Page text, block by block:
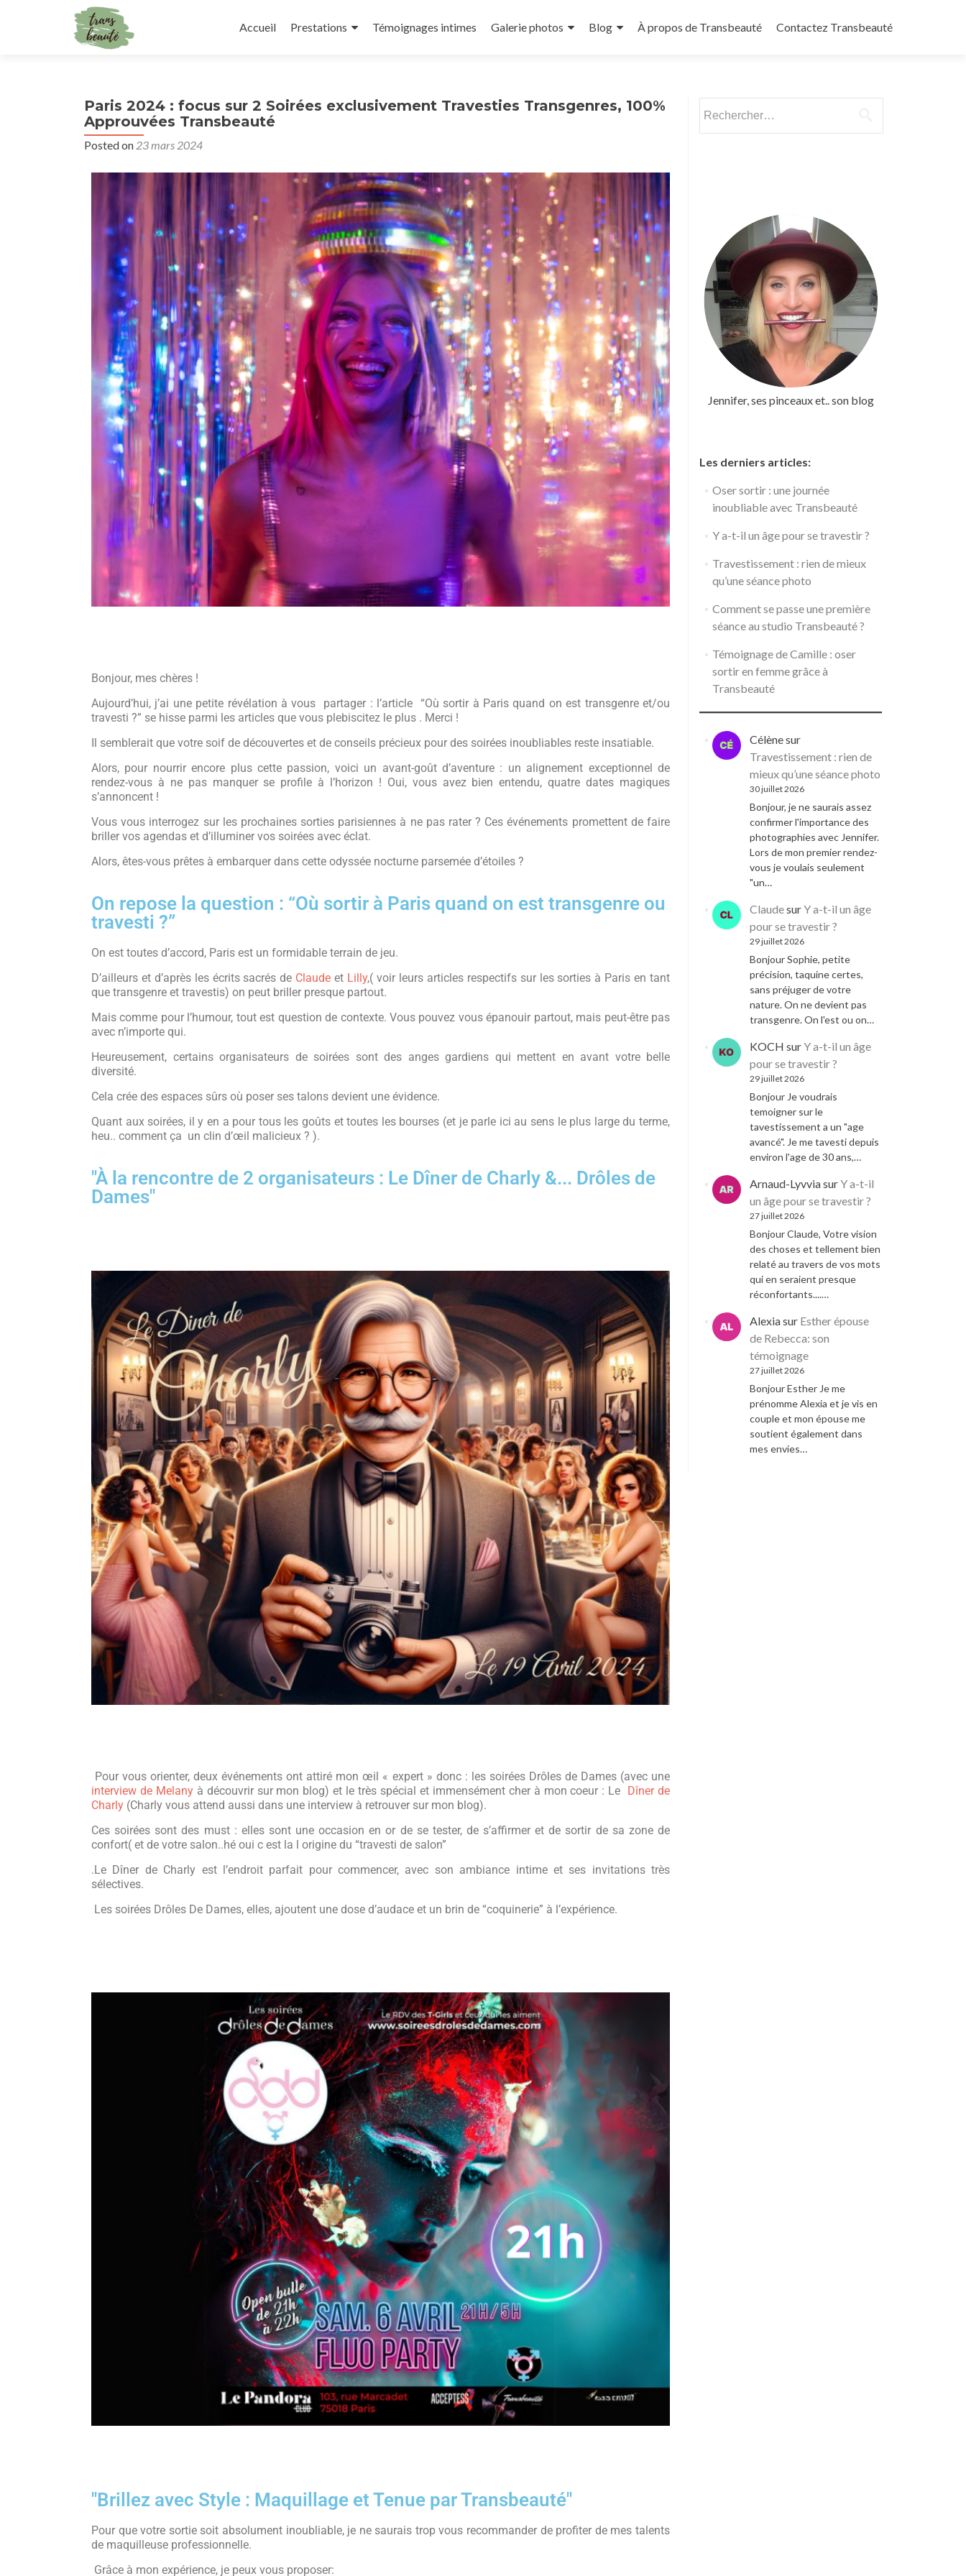
Accueil Prestations Témoignages intimes Galerie photos Blog À propos de Transbeauté Contactez Transbeauté
Paris 2024 : focus sur 2 Soirées exclusivement Travesties Transgenres, 100%
Approuvées Transbeauté
Posted on 23 mars 2024
Bonjour, mes chères !
Aujourd’hui, j’ai une petite révélation à vous partager : l’article “Où sortir à Paris quand on est transgenre et/ou
travesti ?” se hisse parmi les articles que vous plebiscitez le plus . Merci !
Il semblerait que votre soif de découvertes et de conseils précieux pour des soirées inoubliables reste insatiable.
Alors, pour nourrir encore plus cette passion, voici un avant-goût d’aventure : un alignement exceptionnel de
rendez-vous à ne pas manquer se profile à l’horizon ! Oui, vous avez bien entendu, quatre dates magiques
s’annoncent !
Vous vous interrogez sur les prochaines sorties parisiennes à ne pas rater ? Ces événements promettent de faire
briller vos agendas et d’illuminer vos soirées avec éclat.
Alors, êtes-vous prêtes à embarquer dans cette odyssée nocturne parsemée d’étoiles ?
On repose la question : “Où sortir à Paris quand on est transgenre ou
travesti ?”
On est toutes d’accord, Paris est un formidable terrain de jeu.
D’ailleurs et d’après les écrits sacrés de Claude et Lilly,( voir leurs articles respectifs sur les sorties à Paris en tant
que transgenre et travestis) on peut briller presque partout.
Mais comme pour l’humour, tout est question de contexte. Vous pouvez vous épanouir partout, mais peut-être pas
avec n’importe qui.
Heureusement, certains organisateurs de soirées sont des anges gardiens qui mettent en avant votre belle
diversité.
Cela crée des espaces sûrs où poser ses talons devient une évidence.
Quant aux soirées, il y en a pour tous les goûts et toutes les bourses (et je parle ici au sens le plus large du terme,
heu.. comment ça un clin d’œil malicieux ? ).
"À la rencontre de 2 organisateurs : Le Dîner de Charly &... Drôles de
Dames"
Pour vous orienter, deux événements ont attiré mon œil « expert » donc : les soirées Drôles de Dames (avec une
interview de Melanyà découvrir sur mon blog) et le très spécial et immensément cher à mon coeur : Le Dîner de
Charly (Charly vous attend aussi dans une interview à retrouver sur mon blog).
Ces soirées sont des must : elles sont une occasion en or de se tester, de s’affirmer et de sortir de sa zone de
confort( et de votre salon..hé oui c est la l origine du “travesti de salon”
.Le Dîner de Charly est l’endroit parfait pour commencer, avec son ambiance intime et ses invitations très
sélectives.
Les soirées Drôles De Dames, elles, ajoutent une dose d’audace et un brin de “coquinerie” à l’expérience.
"Brillez avec Style : Maquillage et Tenue par Transbeauté"
Pour que votre sortie soit absolument inoubliable, je ne saurais trop vous recommander de profiter de mes talents
de maquilleuse professionnelle.
Grâce à mon expérience, je peux vous proposer:
Jennifer, ses pinceaux et.. son blog
Les derniers articles:
Oser sortir : une journée
inoubliable avec Transbeauté
Y a-t-il un âge pour se travestir ?
Travestissement : rien de mieux
qu’une séance photo
Comment se passe une première
séance au studio Transbeauté ?
Témoignage de Camille : oser
sortir en femme grâce à
Transbeauté
Célènesur
Travestissement : rien de
mieux qu’une séance photo
30 juillet 2026
Bonjour, je ne saurais assez
confirmer l'importance des
photographies avec Jennifer.
Lors de mon premier rendez-
vous je voulais seulement
"un…
ClaudesurY a-t-il un âge
pour se travestir ?
29 juillet 2026
Bonjour Sophie, petite
précision, taquine certes,
sans préjuger de votre
nature. On ne devient pas
transgenre. On l'est ou on…
KOCH surY a-t-il un âge
pour se travestir ?
29 juillet 2026
Bonjour Je voudrais
temoigner sur le
tavestissement a un "age
avancé". Je me tavesti depuis
environ l'age de 30 ans,…
Arnaud-LyvviasurY a-t-il
un âge pour se travestir ?
27 juillet 2026
Bonjour Claude, Votre vision
des choses et tellement bien
relaté au travers de vos mots
qui en seraient presque
réconfortants....…
Alexiasur Esther épouse
de Rebecca: son
témoignage
27 juillet 2026
Bonjour Esther Je me
prénomme Alexia et je vis en
couple et mon épouse me
soutient également dans
mes envies…